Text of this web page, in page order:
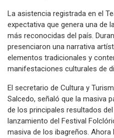
La asistencia registrada en el
expectativa que genera una de
más reconocidas del país.
presenciaron una narrativa
elementos tradicionales y
manifestaciones culturales de
El secretario de Cultura y
Salcedo, señaló que la masiva
de los principales resultados
lanzamiento del Festival
masiva de los ibagreños.